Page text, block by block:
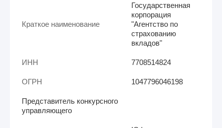
Краткое наименование
Государственная
корпорация
"Агентство по
страхованию
вкладов"
ИНН 7708514824
ОГРН 1047796046198
Представитель конкурсного
управляющего